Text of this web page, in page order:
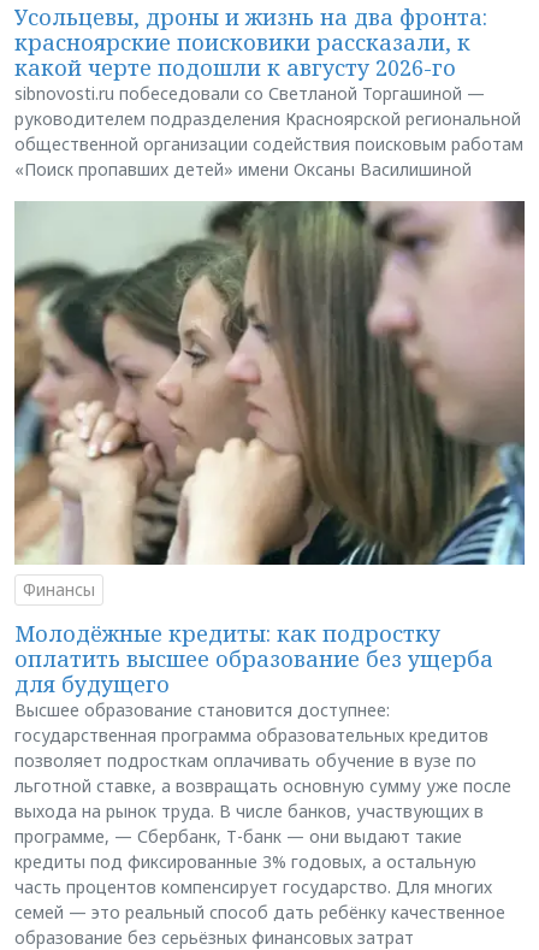
Усольцевы, дроны и жизнь на два фронта:
красноярские поисковики рассказали, к
какой черте подошли к августу 2026-го
sibnovosti.ru побеседовали со Светланой Торгашиной —
руководителем подразделения Красноярской региональной
общественной организации содействия поисковым работам
«Поиск пропавших детей» имени Оксаны Василишиной
Финансы
Молодёжные кредиты: как подростку
оплатить высшее образование без ущерба
для будущего
Высшее образование становится доступнее:
государственная программа образовательных кредитов
позволяет подросткам оплачивать обучение в вузе по
льготной ставке, а возвращать основную сумму уже после
выхода на рынок труда. В числе банков, участвующих в
программе, — Сбербанк, Т-банк — они выдают такие
кредиты под фиксированные 3% годовых, а остальную
часть процентов компенсирует государство. Для многих
семей — это реальный способ дать ребёнку качественное
образование без серьёзных финансовых затрат